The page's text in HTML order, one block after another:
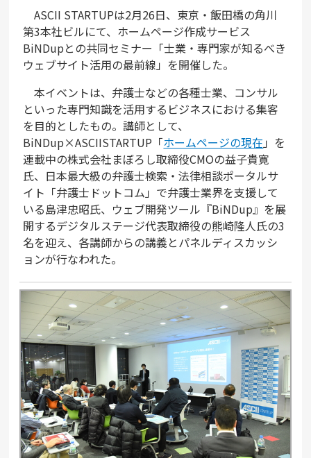
ASCII STARTUPは2月26日、東京・飯田橋の角川
第3本社ビルにて、ホームページ作成サービス
BiNDupとの共同セミナー「士業・専門家が知るべき
ウェブサイト活用の最前線」を開催した。
本イベントは、弁護士などの各種士業、コンサル
といった専門知識を活用するビジネスにおける集客
を目的としたもの。講師として、
BiNDup×ASCIISTARTUP「ホームページの現在 」を
連載中の株式会社まぼろし取締役CMOの益子貴寛
氏、日本最大級の弁護士検索・法律相談ポータルサ
イト「弁護士ドットコム」で弁護士業界を支援して
いる島津忠昭氏、ウェブ開発ツール『BiNDup』を展
開するデジタルステージ代表取締役の熊崎隆人氏の3
名を迎え、各講師からの講義とパネルディスカッシ
ョンが行なわれた。